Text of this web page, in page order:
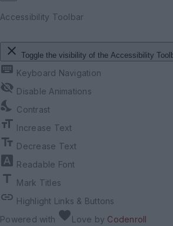
Accessibility Toolbar
close Toggle the visibility of the Accessibility
keyboard Keyboard Navigation
visibility_off Disable Animations
nights_stay Contrast
format_size Increase Text
text_fields Decrease Text
font_download Readable Font
title Mark Titles
link Highlight Links & Buttons
Powered with favoriteLove by Codenroll